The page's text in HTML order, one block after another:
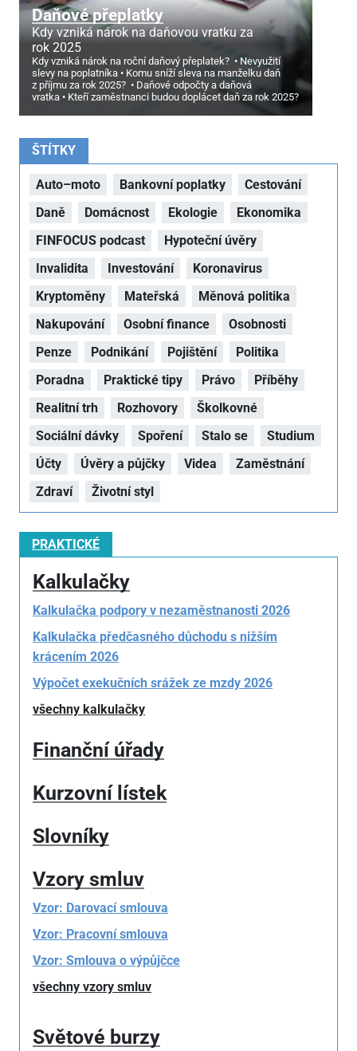
Daňové přeplatky
Kdy vzniká nárok na daňovou vratku za
rok 2025
Kdy vzniká nárok na roční daňový přeplatek?
Nevyužití
slevy na poplatníka
Komu sníží sleva na manželku daň
z příjmu za rok 2025?
Daňové odpočty a daňová
vratka
Kteří zaměstnanci budou doplácet daň za rok 2025?
ŠTÍTKY
Auto–moto Bankovní poplatky
Cestování
Daně
Domácnost Ekologie
Ekonomika
FINFOCUS podcast
Hypoteční úvěry
Invalidita
Investování
Koronavirus
Kryptoměny
Mateřská
Měnová politika
Nakupování
Osobní finance
Osobnosti
Penze
Podnikání Pojištění
Politika
Poradna
Praktické tipy Právo
Příběhy
Realitní trh
Rozhovory
Školkovné
Sociální dávky
Spoření Stalo se
Studium
Účty
Úvěry a půjčky Videa
Zaměstnání
Zdraví
Životní styl
PRAKTICKÉ
Kalkulačky
Kalkulačka podpory v nezaměstnanosti 2026
Kalkulačka předčasného důchodu s nižším
krácením 2026
Výpočet exekučních srážek ze mzdy 2026
všechny kalkulačky
Finanční úřady
Kurzovní lístek
Slovníky
Vzory smluv
Vzor: Darovací smlouva
Vzor: Pracovní smlouva
Vzor: Smlouva o výpůjčce
všechny vzory smluv
Světové burzy